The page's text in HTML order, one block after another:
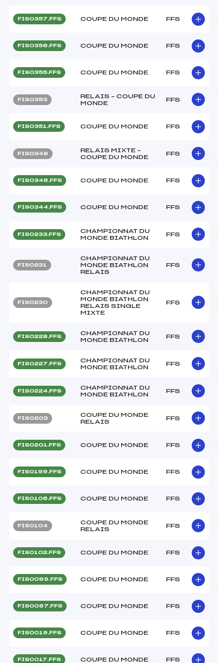
FIS0357.FFS COUPE DU MONDE FFS
FIS0356.FFS COUPE DU MONDE FFS
FIS0355.FFS COUPE DU MONDE FFS
FIS0353
RELAIS – COUPE DU
MONDE
FFS
FIS0351.FFS COUPE DU MONDE FFS
FIS0348
RELAIS MIXTE –
COUPE DU MONDE
FFS
FIS0346.FFS COUPE DU MONDE FFS
FIS0344.FFS COUPE DU MONDE FFS
FIS0233.FFS
CHAMPIONNAT DU
MONDE BIATHLON
FFS
FIS0231
CHAMPIONNAT DU
MONDE BIATHLON
RELAIS
FFS
FIS0230
CHAMPIONNAT DU
MONDE BIATHLON
RELAIS SINGLE
MIXTE
FFS
FIS0228.FFS
CHAMPIONNAT DU
MONDE BIATHLON
FFS
FIS0227.FFS
CHAMPIONNAT DU
MONDE BIATHLON
FFS
FIS0224.FFS
CHAMPIONNAT DU
MONDE BIATHLON
FFS
FIS0203
COUPE DU MONDE
RELAIS
FFS
FIS0201.FFS COUPE DU MONDE FFS
FIS0199.FFS COUPE DU MONDE FFS
FIS0106.FFS COUPE DU MONDE FFS
FIS0104
COUPE DU MONDE
RELAIS
FFS
FIS0102.FFS COUPE DU MONDE FFS
FIS0099.FFS COUPE DU MONDE FFS
FIS0097.FFS COUPE DU MONDE FFS
FIS0019.FFS COUPE DU MONDE FFS
FIS0017.FFS COUPE DU MONDE FFS